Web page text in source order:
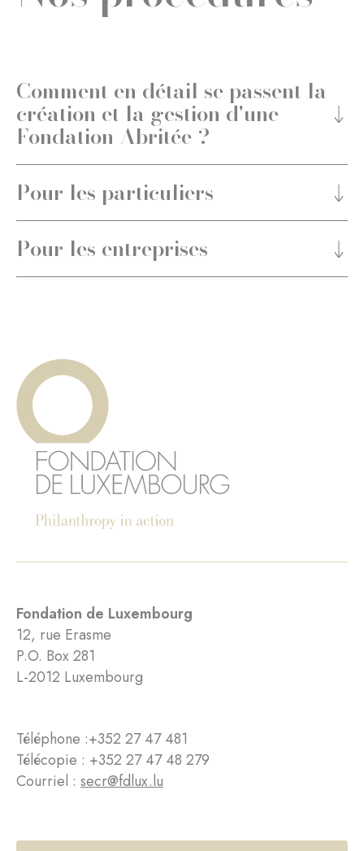
Comment en détail se passent la
création et la gestion d'une
Fondation Abritée ?
Pour les particuliers
Pour les entreprises
Fondation de Luxembourg
12, rue Erasme
P.O. Box 281
L-2012 Luxembourg
Téléphone :+352 27 47 481
Télécopie : +352 27 47 48 279
Courriel : secr@fdlux.lu